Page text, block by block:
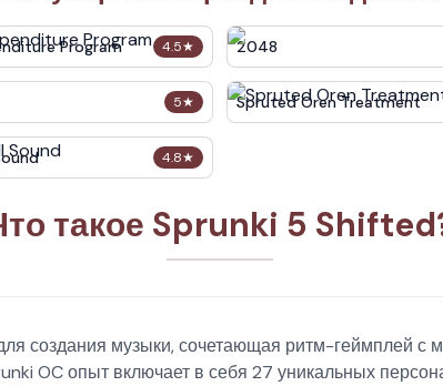
4.5★
Program 2048
5★ Spruted Oren Treatment
4.8★
такое Sprunki 5
создания музыки, сочетающая ритм-геймплей с
OC опыт включает в себя 27 уникальных